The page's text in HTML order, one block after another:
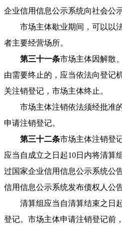
企业信用信息公示系统向社会公示
市场主体歇业期间，可以以
者主要经营场所。
第三十一条市场主体因解散
由需要终止的，应当依法向登记
关注销登记，市场主体终止。
市场主体注销依法须经批准的
申请注销登记。
第三十二条市场主体注销登
应当自成立之日起10日内将清算
过国家企业信用信息公示系统公
信用信息公示系统发布债权人公告
清算组应当自清算结束之日起
登记。市场主体申请注销登记前